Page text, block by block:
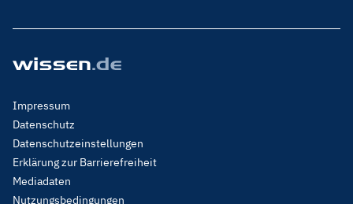
Footer
Menu
Legal
Impressum
Datenschutz
Datenschutzeinstellungen
Erklärung zur Barrierefreiheit
Mediadaten
Nutzungsbedingungen